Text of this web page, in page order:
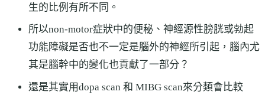
生的比例有所不同。
所以non-motor症狀中的便秘、神經源性膀胱或勃起
功能障礙是否也不一定是腦外的神經所引起，腦內尤
其是腦幹中的變化也貢獻了一部分？
還是其實用dopa scan 和 MIBG scan來分類會比較